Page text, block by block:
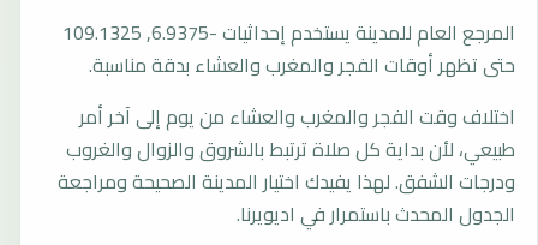
المرجع العام للمدينة يستخدم إحداثيات -6.9375, 109.1325
حتى تظهر أوقات الفجر والمغرب والعشاء بدقة مناسبة.
اختلاف وقت الفجر والمغرب والعشاء من يوم إلى آخر أمر
طبيعي، لأن بداية كل صلاة ترتبط بالشروق والزوال والغروب
ودرجات الشفق. لهذا يفيدك اختيار المدينة الصحيحة ومراجعة
الجدول المحدث باستمرار في اديويرنا.